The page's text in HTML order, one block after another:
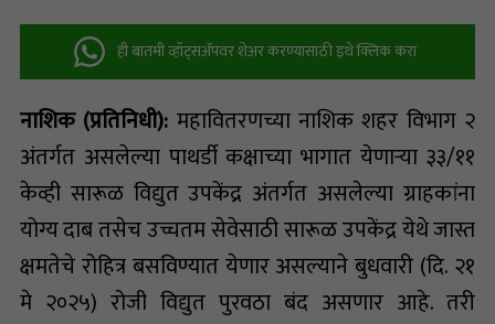
ही बातमी व्हॉट्सअ‍ॅपवर शेअर करण्यासाठी इथे क्लिक करा
नाशिक (प्रतिनिधी): महावितरणच्या नाशिक शहर विभाग २
अंतर्गत असलेल्या पाथर्डी कक्षाच्या भागात येणाऱ्या ३३/११
केव्ही सारूळ विद्युत उपकेंद्र अंतर्गत असलेल्या ग्राहकांना
योग्य दाब तसेच उच्चतम सेवेसाठी सारूळ उपकेंद्र येथे जास्त
क्षमतेचे रोहित्र बसविण्यात येणार असल्याने बुधवारी (दि. २१
मे २०२५) रोजी विद्युत पुरवठा बंद असणार आहे. तरी